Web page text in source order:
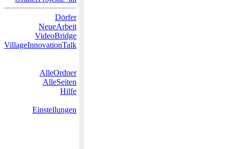
Dörfer
NeueArbeit
VideoBridge
VillageInnovationTalk
AlleOrdner
AlleSeiten
Hilfe
Einstellungen